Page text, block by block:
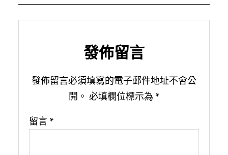
發佈留言
發佈留言必須填寫的電子郵件地址不會公
開。 必填欄位標示為 *
留言 *